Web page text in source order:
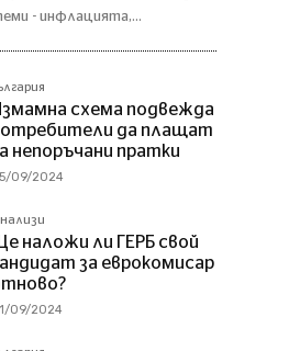
- инфлацията,...
схема подвежда
да плащат
непоръчани пратки
09/2024
наложи ли ГЕРБ свой
за еврокомисар
09/2024